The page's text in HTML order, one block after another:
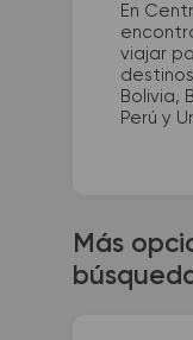
En
viajar
Bolivia,
Perú y
Más